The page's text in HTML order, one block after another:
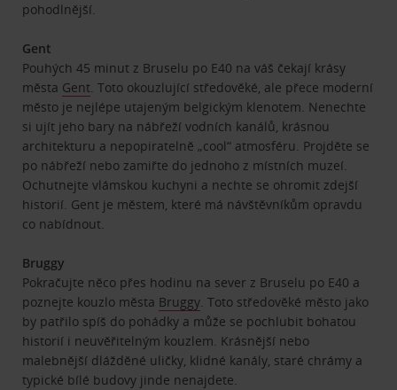
pohodlnější.
Gent
Pouhých 45 minut z Bruselu po E40 na váš čekají krásy
města Gent. Toto okouzlující středověké, ale přece moderní
město je nejlépe utajeným belgickým klenotem. Nenechte
si ujít jeho bary na nábřeží vodních kanálů, krásnou
architekturu a nepopiratelně „cool“ atmosféru. Projděte se
po nábřeží nebo zamiřte do jednoho z místních muzeí.
Ochutnejte vlámskou kuchyni a nechte se ohromit zdejší
historií. Gent je městem, které má návštěvníkům opravdu
co nabídnout.
Bruggy
Pokračujte něco přes hodinu na sever z Bruselu po E40 a
poznejte kouzlo města Bruggy. Toto středověké město jako
by patřilo spíš do pohádky a může se pochlubit bohatou
historií i neuvěřitelným kouzlem. Krásnější nebo
malebnější dlážděné uličky, klidné kanály, staré chrámy a
typické bílé budovy jinde nenajdete.